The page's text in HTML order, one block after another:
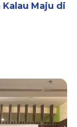
Maju di